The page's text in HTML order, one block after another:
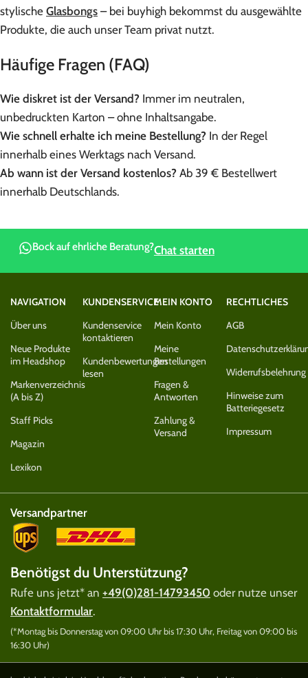
stylische Glasbongs – bei buyhigh bekommst du ausgewählte
Produkte, die auch unser Team privat nutzt.
Häufige Fragen (FAQ)
Wie diskret ist der Versand? Immer im neutralen,
unbedruckten Karton – ohne Inhaltsangabe.
Wie schnell erhalte ich meine Bestellung? In der Regel
innerhalb eines Werktags nach Versand.
Ab wann ist der Versand kostenlos? Ab 39 € Bestellwert
innerhalb Deutschlands.
Bock auf ehrliche Beratung?Chat starten
NAVIGATION
Über uns
Neue Produkte
im Headshop
Markenverzeichnis
(A bis Z)
Staff Picks
Magazin
Lexikon
KUNDENSERVICE
Kundenservice
kontaktieren
Kundenbewertungen
lesen
MEIN KONTO
Mein Konto
Meine
Bestellungen
Fragen &
Antworten
Zahlung &
Versand
RECHTLICHES
AGB
Widerrufsbelehrung
Hinweise zum
Batteriegesetz
Impressum
Versandpartner
Benötigst du Unterstützung?
Rufe uns jetzt* an +49(0)281-14793450 oder nutze unser
Kontaktformular.
(*Montag bis Donnerstag von 09:00 Uhr bis 17:30 Uhr, Freitag von 09:00 bis
16:30 Uhr)